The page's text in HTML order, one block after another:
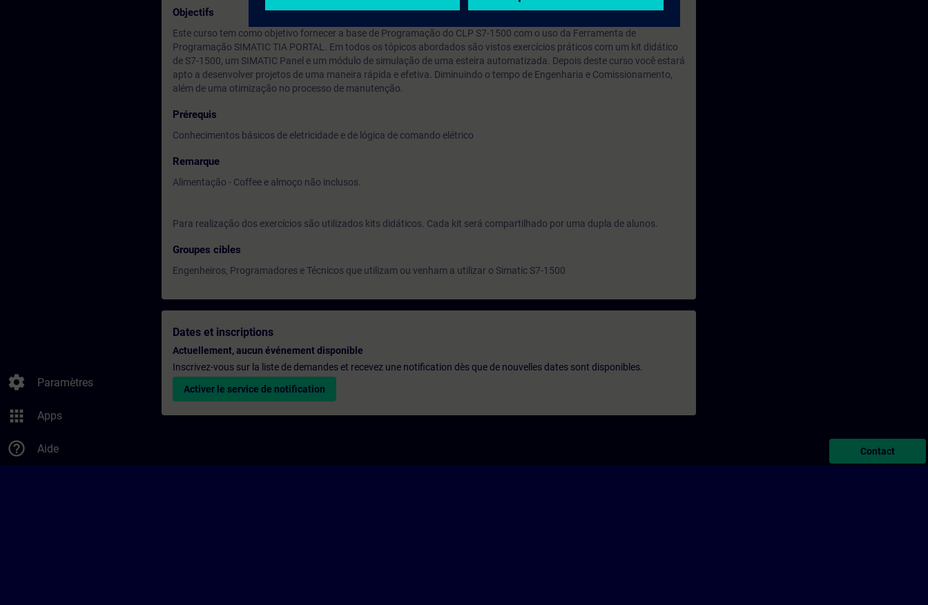
settings Paramètres
apps Apps
help_outline Aide
Objectifs
Este curso tem como objetivo fornecer a base de Programação do CLP S7-1500 com o uso da Ferramenta de
Programação SIMATIC TIA PORTAL. Em todos os tópicos abordados são vistos exercícios práticos com um kit didático
de S7-1500, um SIMATIC Panel e um módulo de simulação de uma esteira automatizada. Depois deste curso você estará
apto a desenvolver projetos de uma maneira rápida e efetiva. Diminuindo o tempo de Engenharia e Comissionamento,
além de uma otimização no processo de manutenção.
Prérequis
Conhecimentos básicos de eletricidade e de lógica de comando elétrico
Remarque
Alimentação - Coffee e almoço não inclusos.
Para realização dos exercícios são utilizados kits didáticos. Cada kit será compartilhado por uma dupla de alunos.
Groupes cibles
Engenheiros, Programadores e Técnicos que utilizam ou venham a utilizar o Simatic S7-1500
Dates et inscriptions
Actuellement, aucun événement disponible
Inscrivez-vous sur la liste de demandes et recevez une notification dès que de nouvelles dates sont disponibles.
Activer le service de notification
Contact